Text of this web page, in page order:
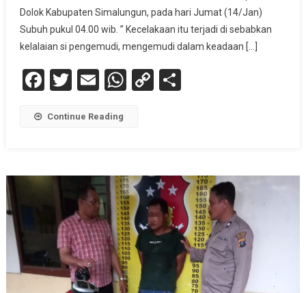
Dolok Kabupaten Simalungun, pada hari Jumat (14/Jan)
Subuh pukul 04.00 wib. ” Kecelakaan itu terjadi di sebabkan
kelalaian si pengemudi, mengemudi dalam keadaan […]
Facebook
Twitter
EmailWhatsApp
Copy
Continue Reading